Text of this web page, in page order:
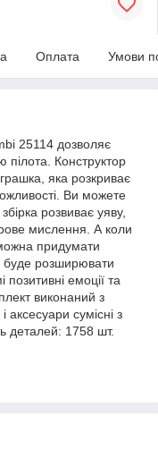
Оплата Умови
25114 дозволяє
пілота. Конструктор
яка розкриває
Ви можете
розвиває уяву,
мислення. А коли
придумати
буде розширювати
емоції та
виконаний з
аксесуари сумісні з
деталей: 1758 шт.